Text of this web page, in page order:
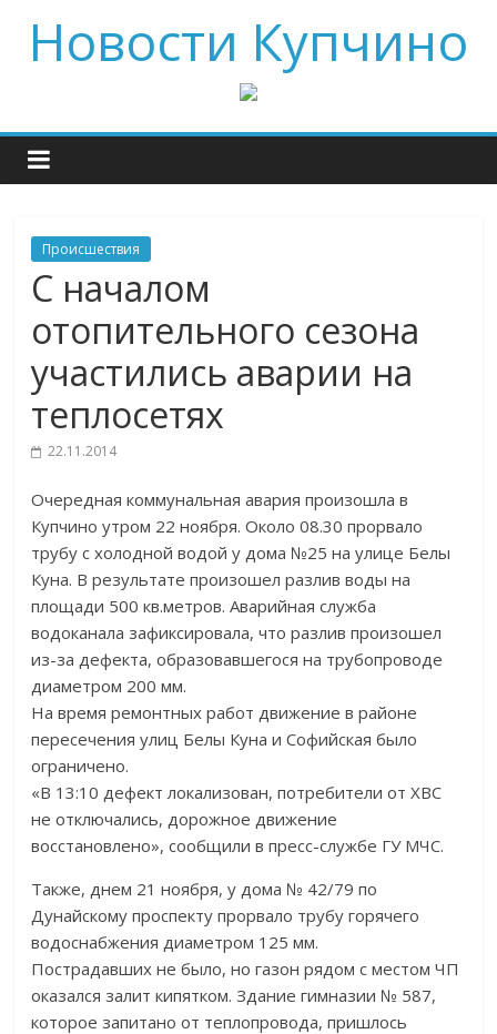
Новости Купчино
Происшествия
С началом
отопительного сезона
участились аварии на
теплосетях
22.11.2014
Очередная коммунальная авария произошла в
Купчино утром 22 ноября. Около 08.30 прорвало
трубу с холодной водой у дома №25 на улице Белы
Куна. В результате произошел разлив воды на
площади 500 кв.метров. Аварийная служба
водоканала зафиксировала, что разлив произошел
из-за дефекта, образовавшегося на трубопроводе
диаметром 200 мм.
На время ремонтных работ движение в районе
пересечения улиц Белы Куна и Софийская было
ограничено.
«В 13:10 дефект локализован, потребители от ХВС
не отключались, дорожное движение
восстановлено», сообщили в пресс-службе ГУ МЧС.
Также, днем 21 ноября, у дома № 42/79 по
Дунайскому проспекту прорвало трубу горячего
водоснабжения диаметром 125 мм.
Пострадавших не было, но газон рядом с местом ЧП
оказался залит кипятком. Здание гимназии № 587,
которое запитано от теплопровода, пришлось